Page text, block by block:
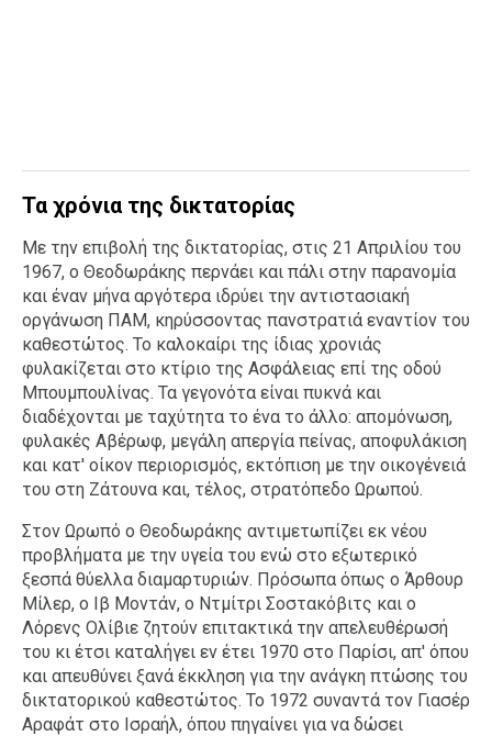
Τα χρόνια της δικτατορίας
Με την επιβολή της δικτατορίας, στις 21 Απριλίου του
1967, ο Θεοδωράκης περνάει και πάλι στην παρανομία
και έναν μήνα αργότερα ιδρύει την αντιστασιακή
οργάνωση ΠΑΜ, κηρύσσοντας πανστρατιά εναντίον του
καθεστώτος. Το καλοκαίρι της ίδιας χρονιάς
φυλακίζεται στο κτίριο της Ασφάλειας επί της οδού
Μπουμπουλίνας. Τα γεγονότα είναι πυκνά και
διαδέχονται με ταχύτητα το ένα το άλλο: απομόνωση,
φυλακές Αβέρωφ, μεγάλη απεργία πείνας, αποφυλάκιση
και κατ' οίκον περιορισμός, εκτόπιση με την οικογένειά
του στη Ζάτουνα και, τέλος, στρατόπεδο Ωρωπού.
Στον Ωρωπό ο Θεοδωράκης αντιμετωπίζει εκ νέου
προβλήματα με την υγεία του ενώ στο εξωτερικό
ξεσπά θύελλα διαμαρτυριών. Πρόσωπα όπως ο Άρθουρ
Μίλερ, ο Ιβ Μοντάν, ο Ντμίτρι Σοστακόβιτς και ο
Λόρενς Ολίβιε ζητούν επιτακτικά την απελευθέρωσή
του κι έτσι καταλήγει εν έτει 1970 στο Παρίσι, απ' όπου
και απευθύνει ξανά έκκληση για την ανάγκη πτώσης του
δικτατορικού καθεστώτος. Το 1972 συναντά τον Γιασέρ
Αραφάτ στο Ισραήλ, όπου πηγαίνει για να δώσει